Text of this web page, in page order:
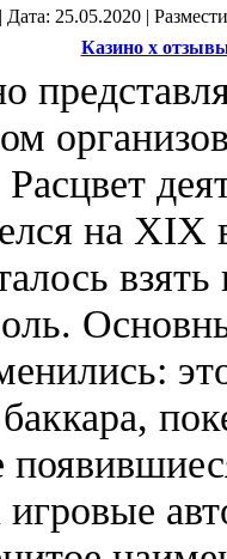
| Дата: 25.05.2020 |
Казино х
на XIX